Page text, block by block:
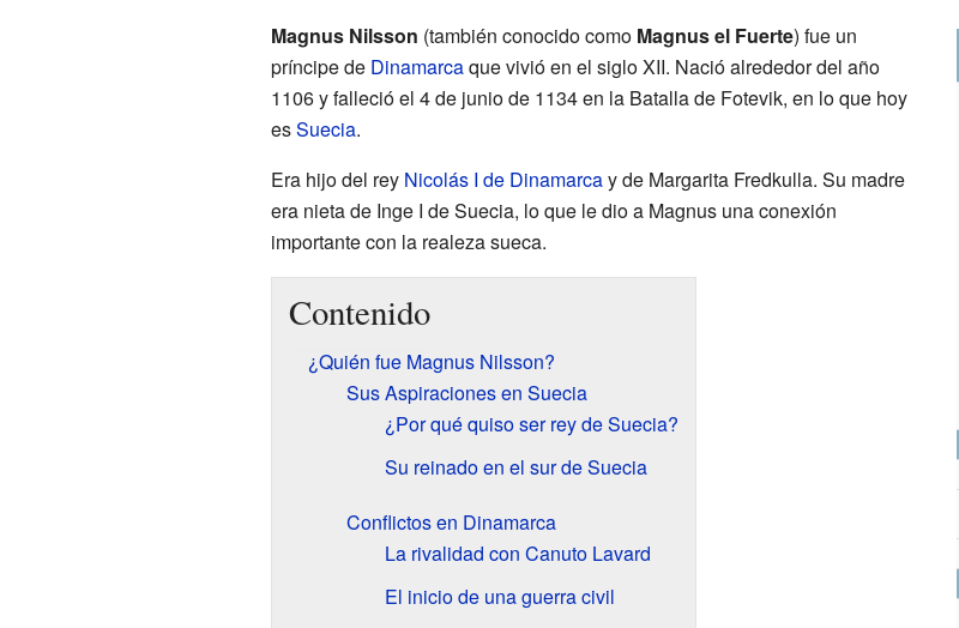
Magnus Nilsson (también conocido como Magnus el Fuerte) fue un
príncipe de Dinamarcaque vivió en el siglo XII. Nació alrededor del año
1106 y falleció el 4 de junio de 1134 en la Batalla de Fotevik, en lo que hoy
esSuecia.
Era hijo del rey Nicolás I de Dinamarcay de Margarita Fredkulla. Su madre
era nieta de Inge I de Suecia, lo que le dio a Magnus una conexión
importante con la realeza sueca.
Contenido
¿Quién fue Magnus Nilsson?
Sus Aspiraciones en Suecia
¿Por qué quiso ser rey de Suecia?
Su reinado en el sur de Suecia
Conflictos en Dinamarca
La rivalidad con Canuto Lavard
El inicio de una guerra civil